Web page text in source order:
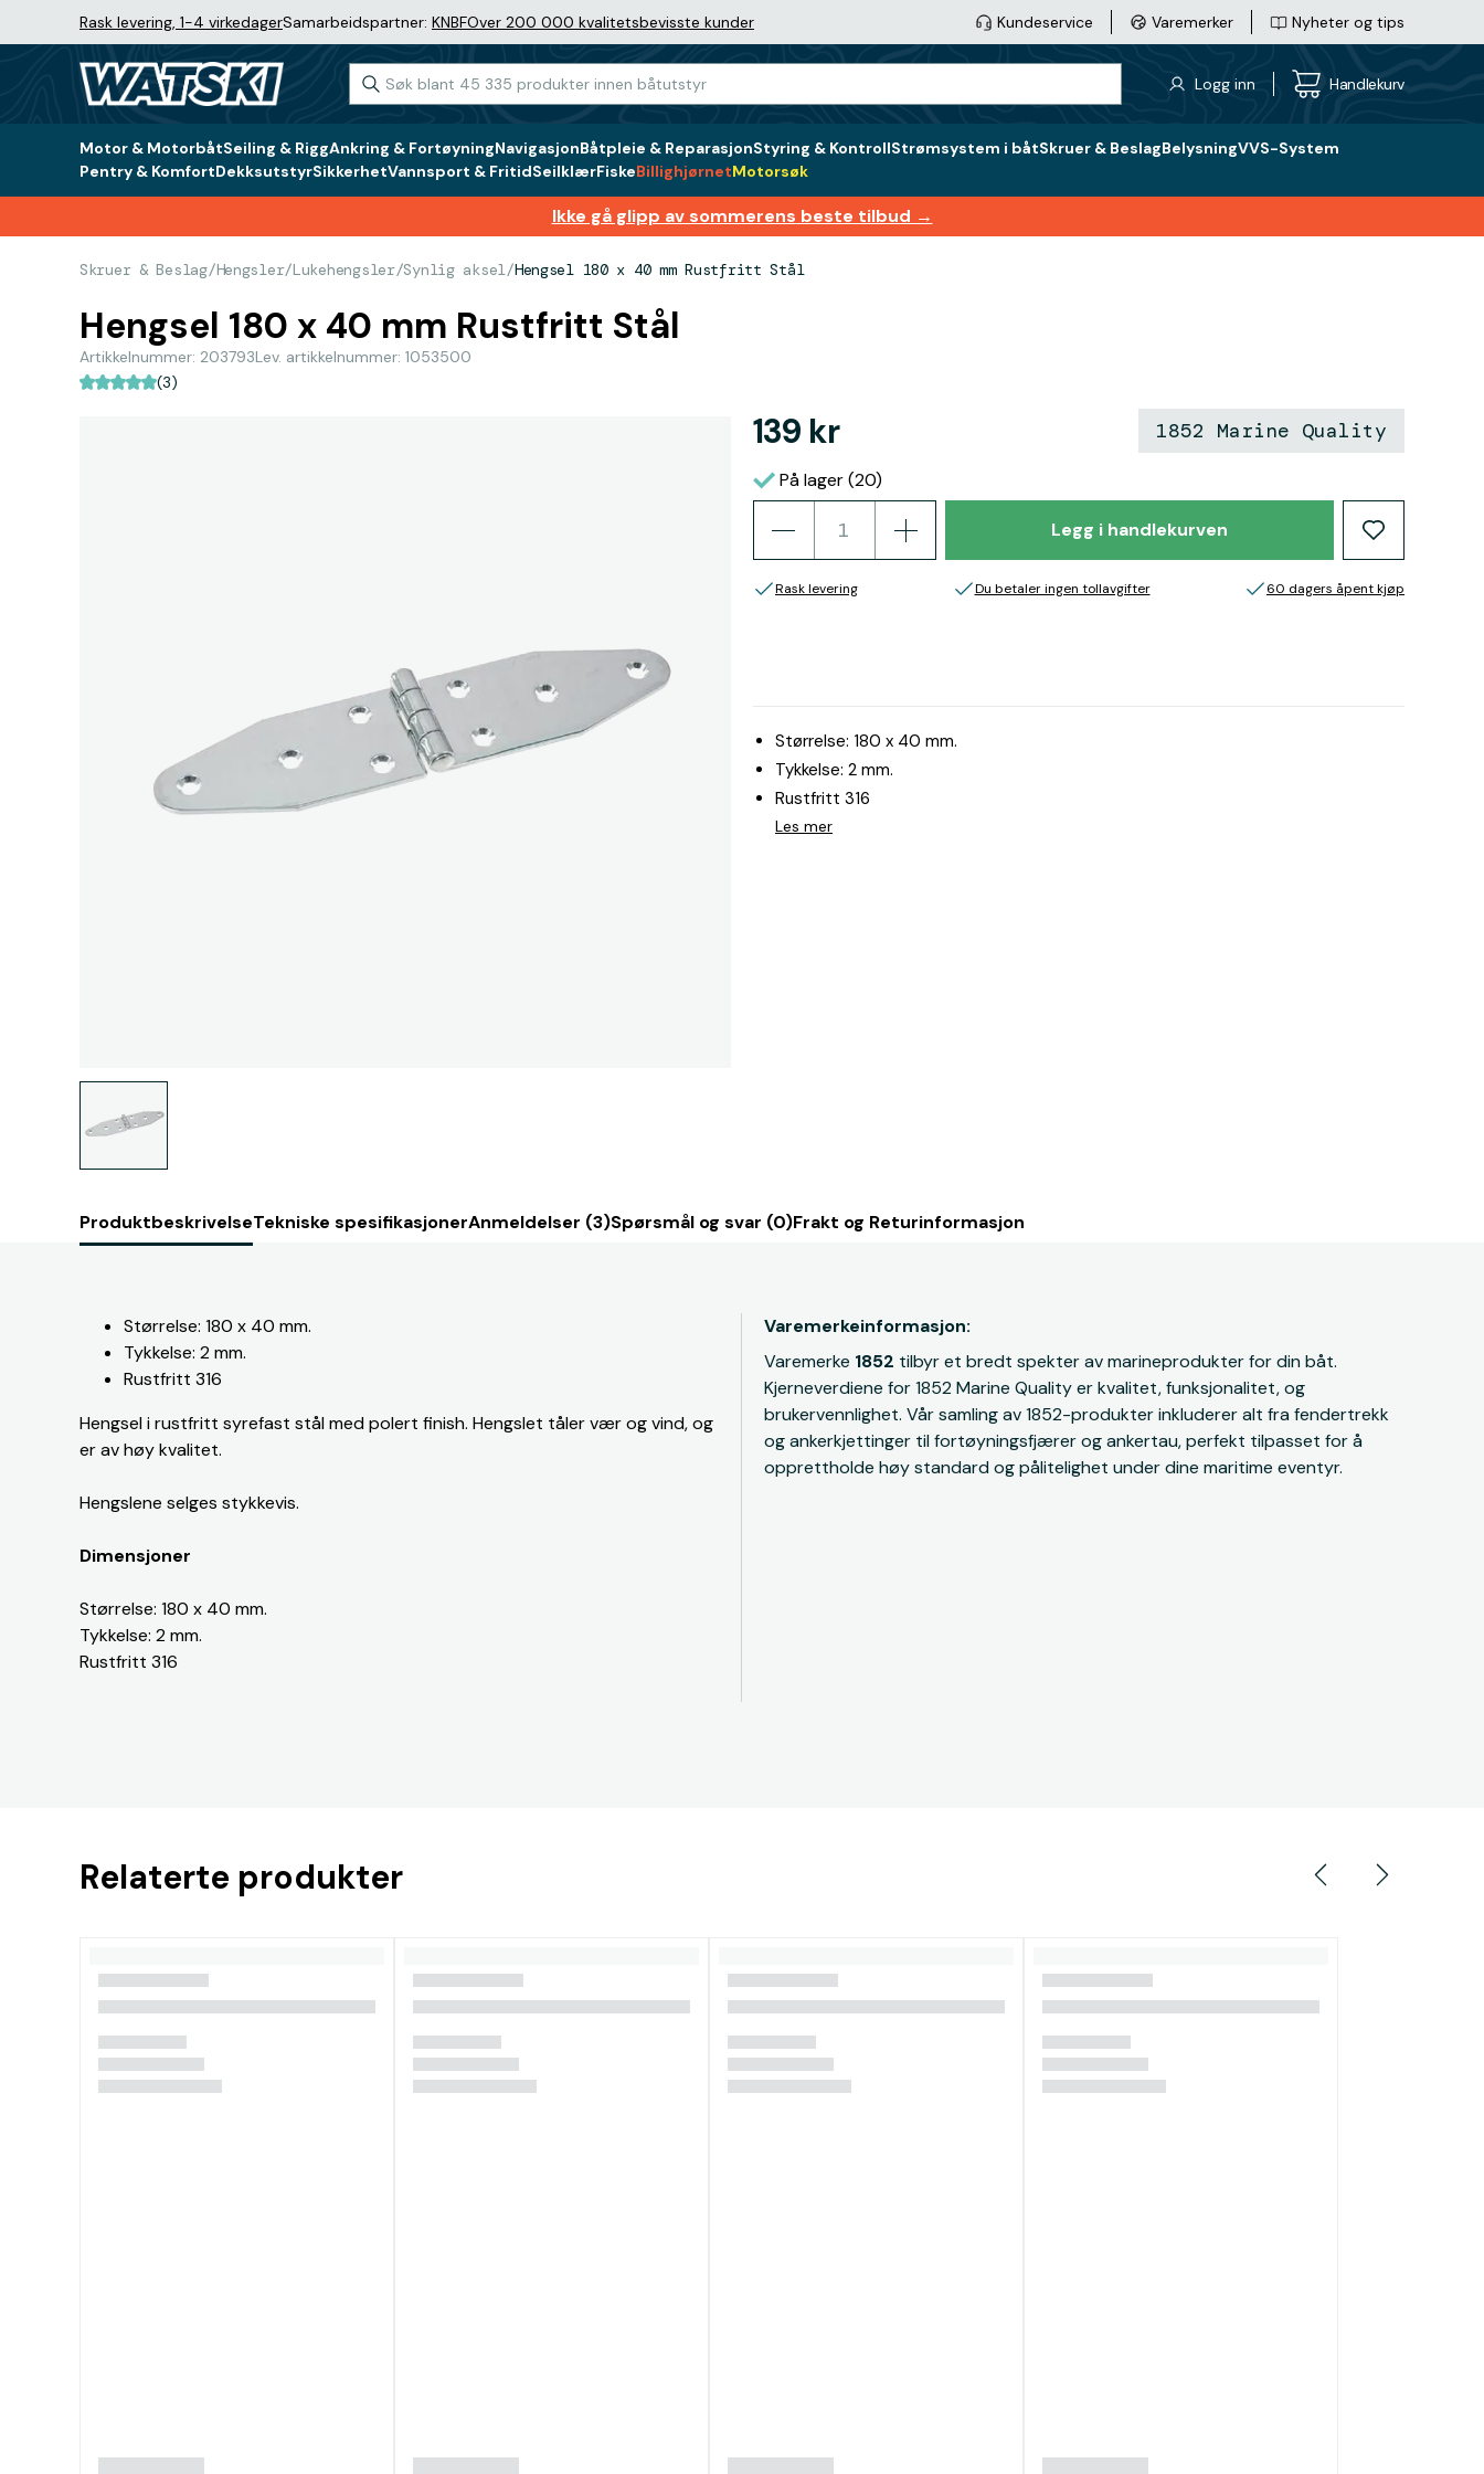
Rask levering, 1-4 virkedagerSamarbeidspartner: KNBFOver 200 000 kvalitetsbevisste kunder Kundeservice Varemerker Nyheter og tips
Logg inn Handlekurv
Motor & MotorbåtSeiling & RiggAnkring & FortøyningNavigasjonBåtpleie & ReparasjonStyring & KontrollStrømsystem i båtSkruer & BeslagBelysningVVS-System
Pentry & KomfortDekksutstyrSikkerhetVannsport & FritidSeilklærFiskeBillighjørnetMotorsøk
Ikke gå glipp av sommerens beste tilbud →
Skruer & Beslag/Hengsler/Lukehengsler/Synlig aksel/Hengsel 180 x 40 mm Rustfritt Stål
Hengsel 180 x 40 mm Rustfritt Stål
Artikkelnummer: 203793Lev. artikkelnummer: 1053500
(3)
139 kr 1852 Marine Quality
På lager (20)
Legg i handlekurven
Rask levering Du betaler ingen tollavgifter 60 dagers åpent kjøp
Størrelse: 180 x 40 mm.
Tykkelse: 2 mm.
Rustfritt 316
Les mer
ProduktbeskrivelseTekniske spesifikasjonerAnmeldelser (3)Spørsmål og svar (0)Frakt og Returinformasjon
Størrelse: 180 x 40 mm.
Tykkelse: 2 mm.
Rustfritt 316
Hengsel i rustfritt syrefast stål med polert finish. Hengslet tåler vær og vind, og
er av høy kvalitet.
Hengslene selges stykkevis.
Dimensjoner
Størrelse: 180 x 40 mm.
Tykkelse: 2 mm.
Rustfritt 316
Varemerkeinformasjon:
Varemerke 1852 tilbyr et bredt spekter av marineprodukter for din båt.
Kjerneverdiene for 1852 Marine Quality er kvalitet, funksjonalitet, og
brukervennlighet. Vår samling av 1852-produkter inkluderer alt fra fendertrekk
og ankerkjettinger til fortøyningsfjærer og ankertau, perfekt tilpasset for å
opprettholde høy standard og pålitelighet under dine maritime eventyr.
Relaterte produkter